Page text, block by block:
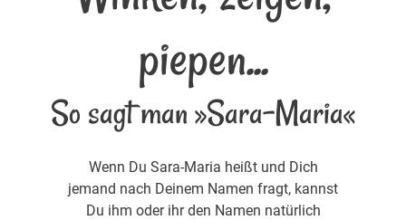
piepen...
So sagt man »Sara-Maria«
Wenn Du Sara-Maria heißt und Dich
jemand nach Deinem Namen fragt, kannst
Du ihm oder ihr den Namen natürlich